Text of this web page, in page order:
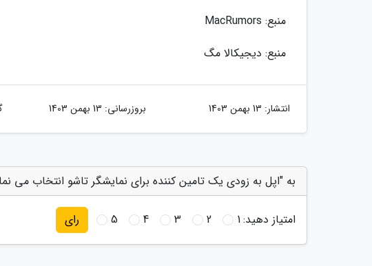
منبع: MacRumors
منبع: دیجیکالا مگ
انتشار: 13 بهمن 1403 بروزرسانی: 13 بهمن 1403
به "اپل به زودی یک تامین کننده برای نمایشگر تاشو انتخاب می
امتیاز دهید:1
2
3
4
5 رای